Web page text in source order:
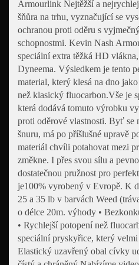
Armourlink Nejtěžší a
šňůra na trhu, vyznačující se
ochranou proti oděru s
schopnostmi. Kevin Nash
speciální extra těžká HD
Dyneema. Výsledkem je tento
material, který klesá na dno
než klasický fluocarbon.Vše je
která dodává tomuto výrobku
proti oděrové vlastnosti. Byť se
šnuru, má po příšlušné upravě
materiál chvíli potahovat mezi
změkne. I přes svou sílu a
dostatečnou pružnost pro
je100% vyrobený v Evropě. K
25 a 35 lb v barvách Weed
o délce 20m. výhody •
• Rychlejší potopení než
speciální pryskyřice, který
Elastický uzavřený obal cívky